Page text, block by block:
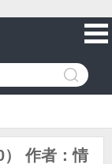
） 作者：情